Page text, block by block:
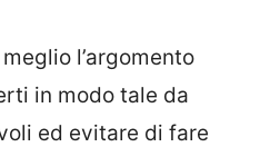
l’argomento
in modo tale da
ed evitare di fare